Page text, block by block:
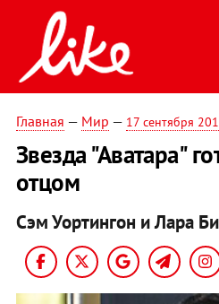
Главная — Мир — 17 сентября
Звезда "Аватара"
отцом
Сэм Уортингон и Лара